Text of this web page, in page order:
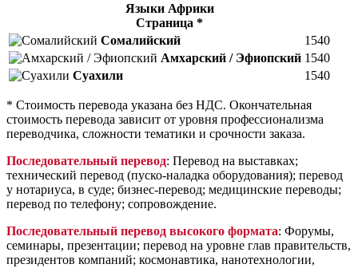
Языки Африки
Страница *
Сомалийский
1540
Амхарский / Эфиопский 1540
Суахили
1540
* Стоимость перевода указана без НДС. Окончательная
стоимость перевода зависит от уровня профессионализма
переводчика, сложности тематики и срочности заказа.
Последовательный перевод: Перевод на выставках;
технический перевод (пуско-наладка оборудования); перевод
у нотариуса, в суде; бизнес-перевод; медицинские переводы;
перевод по телефону; сопровождение.
Последовательный перевод высокого формата: Форумы,
семинары, презентации; перевод на уровне глав правительств,
президентов компаний; космонавтика, нанотехнологии,